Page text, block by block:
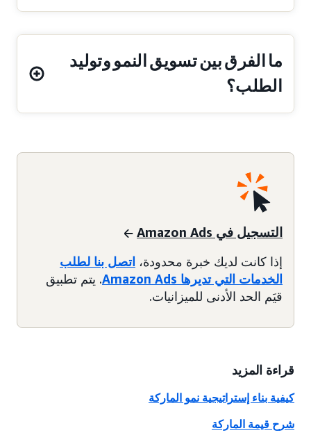
ما الفرق بين تسويق النمو وتوليد
الطلب؟
التسجيل في Amazon Ads
إذا كانت لديك خبرة محدودة، اتصل بنا لطلب
الخدمات التي تديرها Amazon Ads
. يتم تطبيق
قيَم الحد الأدنى للميزانيات.
قراءة المزيد
كيفية بناء إستراتيجية نمو الماركة
شرح قيمة الماركة